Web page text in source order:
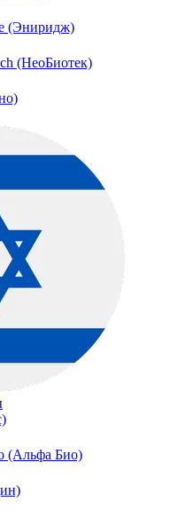
(Эниридж)
(НеоБиотек)
(Альфа Био)